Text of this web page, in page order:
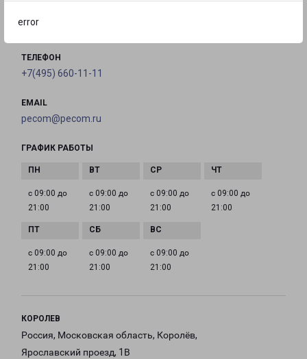
error
на карте
ТЕЛЕФОН
+7(495) 660-11-11
EMAIL
pecom@pecom.ru
ГРАФИК РАБОТЫ
с 09:00 до
21:00
с 09:00 до
21:00
с 09:00 до
21:00
с 09:00 до
21:00
с 09:00 до
21:00
с 09:00 до
21:00
с 09:00 до
21:00
КОРОЛЕВ
Россия, Московская область, Королёв,
Ярославский проезд, 1В